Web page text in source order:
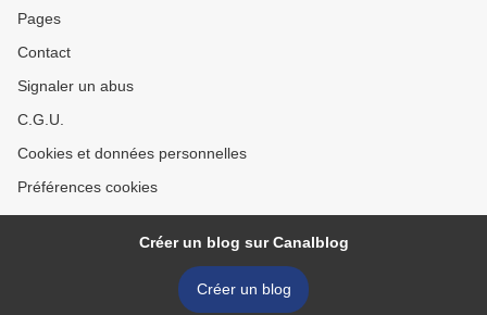
Pages
Contact
Signaler un abus
C.G.U.
Cookies et données personnelles
Préférences cookies
Créer un blog sur Canalblog
Créer un blog